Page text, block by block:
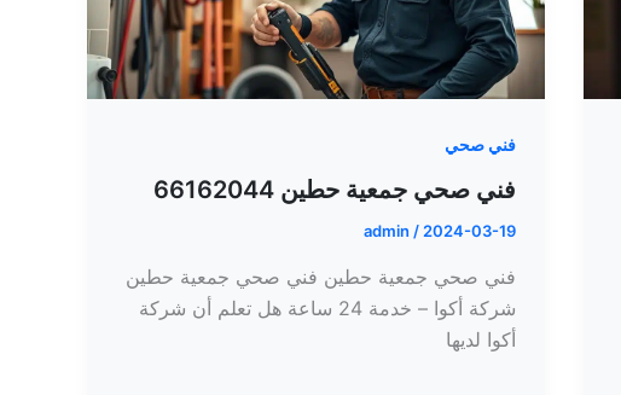
فني صحي
فني صحي جمعية حطين 66162044
admin /2024-03-19
فني صحي جمعية حطين فني صحي جمعية حطين
شركة أكوا – خدمة 24 ساعة هل تعلم أن شركة
أكوا لديها